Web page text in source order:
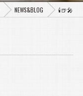
NEWS&BLOG 🕯️🍺🎤